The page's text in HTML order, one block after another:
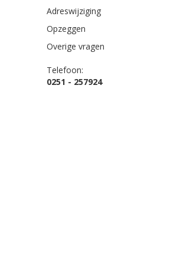
Adreswijziging
Opzeggen
Overige vragen
Telefoon:
0251 - 257924